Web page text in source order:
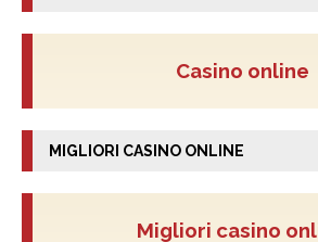
Casino online
MIGLIORI CASINO ONLINE
Migliori casino